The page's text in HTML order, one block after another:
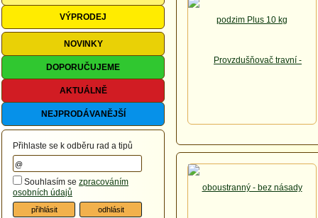
VÝPRODEJ
NOVINKY
DOPORUČUJEME
AKTUÁLNĚ
NEJPRODÁVANĚJŠÍ
Přihlaste se k odběru rad a tipů
Souhlasím se zpracováním
osobních údajů